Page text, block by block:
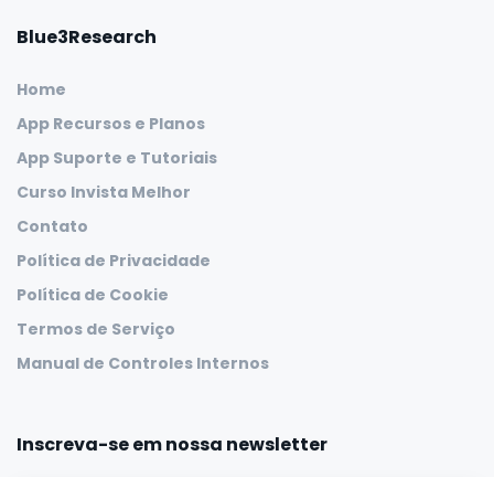
Blue3Research
Home
App Recursos e Planos
App Suporte e Tutoriais
Curso Invista Melhor
Contato
Política de Privacidade
Política de Cookie
Termos de Serviço
Manual de Controles Internos
Inscreva-se em nossa newsletter